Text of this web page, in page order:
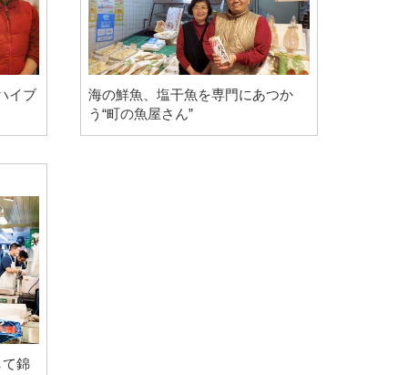
イブ
海の鮮魚、塩干魚を専門にあつか
う“町の魚屋さん”
錦